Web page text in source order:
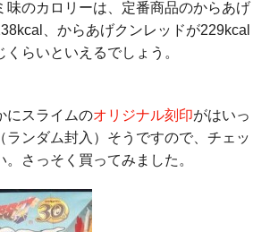
味のカロリーは、定番商品のからあげ
、からあげクンレッドが229kcal
らいといえるでしょう。
にスライムのオリジナル刻印がはいっ
ランダム封入）そうですので、チェッ
さっそく買ってみました。